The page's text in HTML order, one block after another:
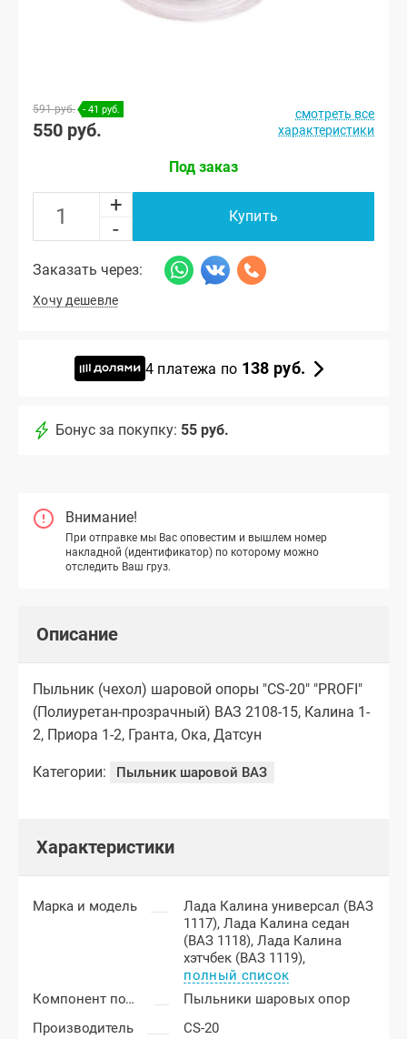
591 руб. - 41 руб.
550 руб.
смотреть все
характеристики
Под заказ
+
-
Купить
Заказать через:
Хочу дешевле
4 платежа по 138 руб.
Бонус за покупку: 55 руб.
Внимание!
При отправке мы Вас оповестим и вышлем номер
накладной (идентификатор) по которому можно
отследить Ваш груз.
Описание
Пыльник (чехол) шаровой опоры "CS-20" "PROFI"
(Полиуретан-прозрачный) ВАЗ 2108-15, Калина 1-
2, Приора 1-2, Гранта, Ока, Датсун
Категории: Пыльник шаровой ВАЗ
Характеристики
Марка и модель
Лада Калина универсал (ВАЗ
1117),Лада Калина седан
(ВАЗ 1118),Лада Калина
хэтчбек (ВАЗ 1119),
полный список
Компонент подвески
Пыльники шаровых опор
Производитель
CS-20